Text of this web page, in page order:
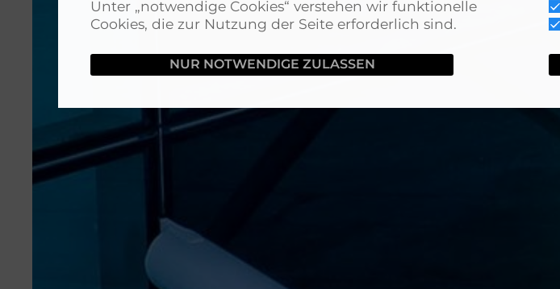
Unter „notwendige Cookies“ verstehen wir funktionelle
Cookies, die zur Nutzung der Seite erforderlich sind.